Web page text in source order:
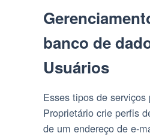
banco de
Usuários
Esses tipos de
Proprietário crie perfis
de um endereço de e-